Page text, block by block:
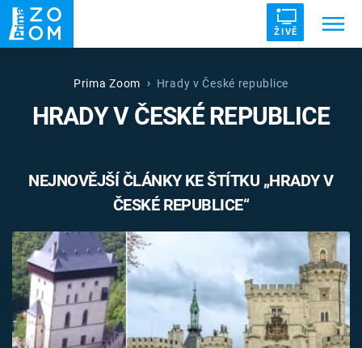
ŽIVĚ
ZRÁDCI DRUHÁ SVĚTOVÁ VÁLKA
ZÁHADY VETŘELCI DÁVNOVĚKU
Témata
Pořady
TV Program
Prima Zoom Hrady v České republice
HRADY V ČESKÉ REPUBLICE
NEJNOVĚJŠÍ ČLÁNKY KE ŠTÍTKU „HRADY V
ČESKÉ REPUBLICE“